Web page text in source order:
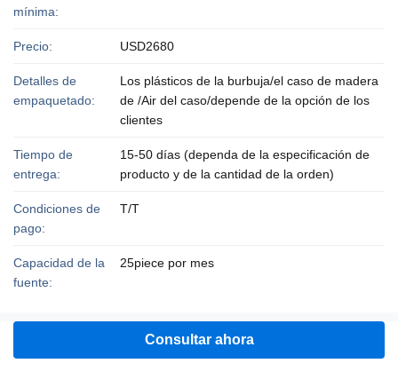
mínima:
Precio: USD2680
Detalles de
empaquetado:
Los plásticos de la burbuja/el caso de madera
de /Air del caso/depende de la opción de los
clientes
Tiempo de
entrega:
15-50 días (dependa de la especificación de
producto y de la cantidad de la orden)
Condiciones de
pago:
T/T
Capacidad de la
fuente:
25piece por mes
Consultar ahora